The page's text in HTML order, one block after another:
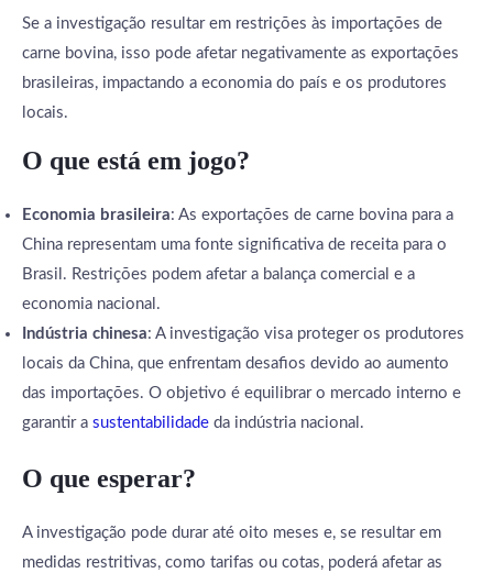
Se a investigação resultar em restrições às importações de
carne bovina, isso pode afetar negativamente as exportações
brasileiras, impactando a economia do país e os produtores
locais.
O que está em jogo?
Economia brasileira: As exportações de carne bovina para a
China representam uma fonte significativa de receita para o
Brasil. Restrições podem afetar a balança comercial e a
economia nacional.
Indústria chinesa: A investigação visa proteger os produtores
locais da China, que enfrentam desafios devido ao aumento
das importações. O objetivo é equilibrar o mercado interno e
garantir a sustentabilidade da indústria nacional.
O que esperar?
A investigação pode durar até oito meses e, se resultar em
medidas restritivas, como tarifas ou cotas, poderá afetar as